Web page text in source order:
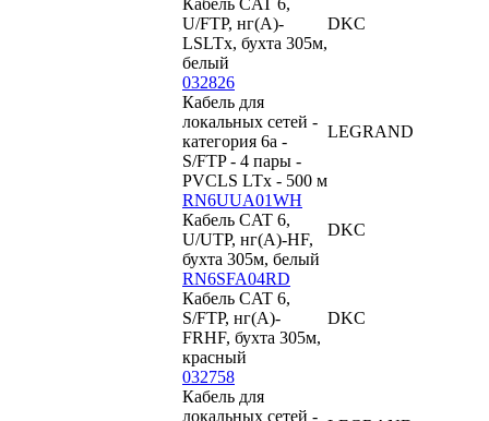
U/FTP, нг(А)-
LSLTx, бухта 305м,
белый
DKC
032826
Кабель для
локальных сетей -
категория 6a -
S/FTP - 4 пары -
PVCLS LTx - 500 м
LEGRAND
RN6UUA01WH
Кабель CAT 6,
U/UTP, нг(А)-HF,
бухта 305м, белый
DKC
RN6SFA04RD
Кабель CAT 6,
S/FTP, нг(А)-
FRHF, бухта 305м,
красный
DKC
032758
Кабель для
локальных сетей -